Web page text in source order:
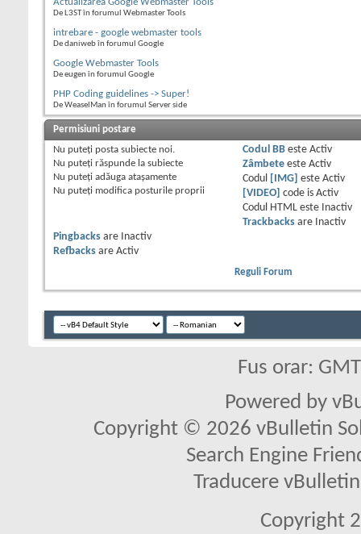
Actualizarea Google Webmaster Tools
De L3ST în forumul Webmaster Tools
intrebare - google webmaster tools
De daniweb în forumul Google
Google Webmaster Tools
De eugen în forumul Google
PHP Coding guidelines -> Super!
De WeaselMan în forumul Server side
Permisiuni postare
Nu puteţi posta subiecte noi.
Nu puteţi răspunde la subiecte
Nu puteţi adăuga ataşamente
Nu puteţi modifica posturile proprii
Codul BBeste Activ
Zâmbeteeste Activ
Codul
[IMG] este Activ
[VIDEO]
code is Activ
Codul HTML este
Inactiv
Trackbacksare
Inactiv
Pingbacks are
Inactiv
Refbacks are Activ
Reguli Forum
Fus orar:
Powered by
Copyright © 2026 vBulletin
Search Engine
Traducere
Copyright